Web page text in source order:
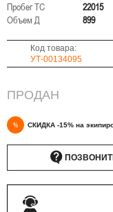
Пробег ТС
22015
Объем Д
899
Код товара:
УТ-00134095
ПРОДАН
% СКИДКА -15% на